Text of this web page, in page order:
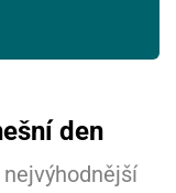
den